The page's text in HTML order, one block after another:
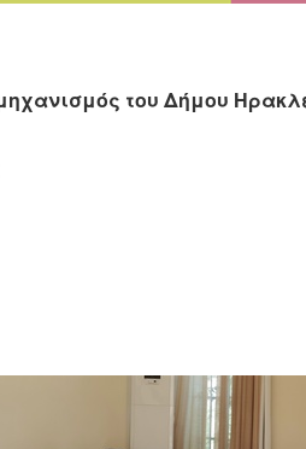
του Δήμου